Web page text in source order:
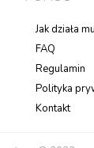
Jak działa
FAQ
Regulamin
Polityka
Kontakt